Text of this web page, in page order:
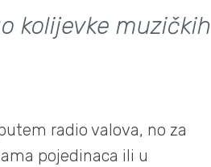
kolijevke muzičkih
radio valova, no za
pojedinaca ili u